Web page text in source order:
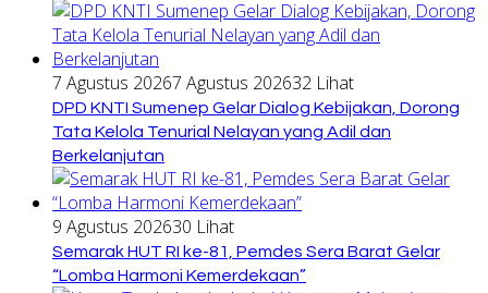
7 Agustus 20267 Agustus 202632 Lihat
DPD KNTI Sumenep Gelar Dialog Kebijakan, Dorong
Tata Kelola Tenurial Nelayan yang Adil dan
Berkelanjutan
9 Agustus 202630 Lihat
Semarak HUT RI ke-81, Pemdes Sera Barat Gelar
“Lomba Harmoni Kemerdekaan”